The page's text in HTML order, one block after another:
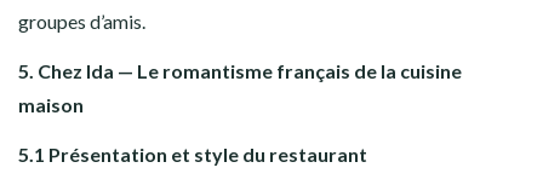
groupes d’amis.
5. Chez Ida — Le romantisme français de la cuisine
maison
5.1 Présentation et style du restaurant